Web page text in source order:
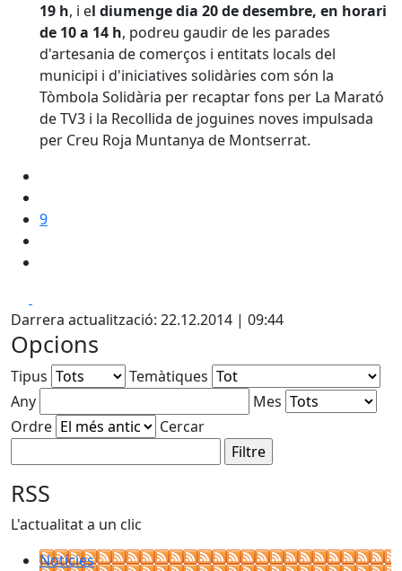
19 h, i el diumenge dia 20 de desembre, en horari
de 10 a 14 h, podreu gaudir de les parades
d'artesania de comerços i entitats locals del
municipi i d'iniciatives solidàries com són la
Tòmbola Solidària per recaptar fons per La Marató
de TV3 i la Recollida de joguines noves impulsada
per Creu Roja Muntanya de Montserrat.
9
Darrera actualització: 22.12.2014 | 09:44
Opcions
Tipus
Temàtiques
Any
Mes
Ordre
Cercar
RSS
L'actualitat a un clic
Notícies